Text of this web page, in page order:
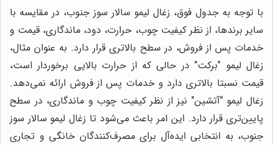
با توجه به جدول فوق، زغال لیمو سالار سوز جنوب، در مقایسه با
سایر برندها، از نظر کیفیت چوب، حرارت، دود، ماندگاری، قیمت و
خدمات پس از فروش، در سطح بالاتری قرار دارد. به عنوان مثال،
زغال لیمو "برکت" در حالی که از حرارت بالایی برخوردار است،
قیمت نسبتا بالاتری دارد و خدمات پس از فروش ارائه نمی‌دهد.
زغال لیمو "آتشین" نیز از نظر کیفیت چوب و ماندگاری، در سطح
پایین‌تری قرار دارد. این امر باعث می‌شود تا زغال لیمو سالار سوز
جنوب، به انتخابی ایده‌آل برای مصرف‌کنندگان خانگی و تجاری